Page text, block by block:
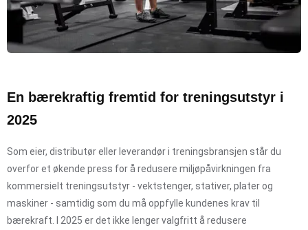
En bærekraftig fremtid for treningsutstyr i
2025
Som eier, distributør eller leverandør i treningsbransjen står du
overfor et økende press for å redusere miljøpåvirkningen fra
kommersielt treningsutstyr - vektstenger, stativer, plater og
maskiner - samtidig som du må oppfylle kundenes krav til
bærekraft. I 2025 er det ikke lenger valgfritt å redusere